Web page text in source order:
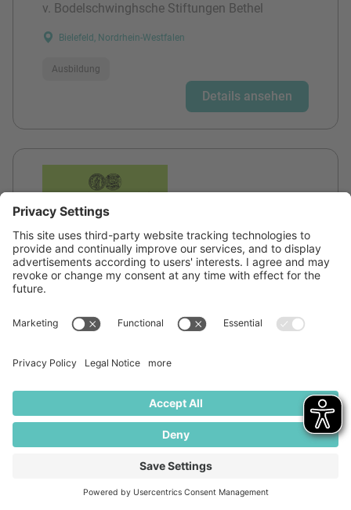
v. Bodelschwinghsche Stiftungen Bethel
Bielefeld, Nordrhein-Westfalen
Ausbildung
Details ansehen
Sportwissenschaft (Bachelor of Arts
(B.A.) – 120 LP)
Martin-Luther-Universität Halle-Wittenberg
Duales Studium BWL - Marketing